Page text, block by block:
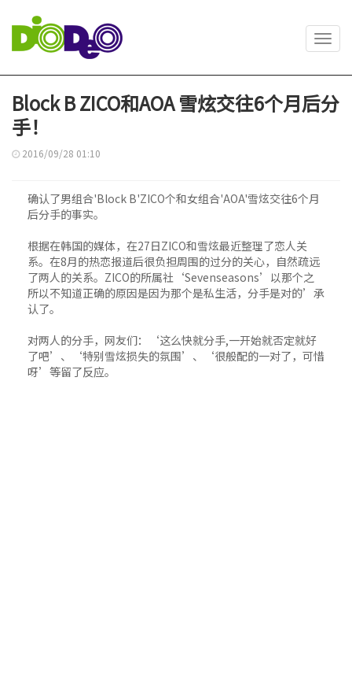
Block B ZICO和AOA 雪炫交往6个月后分
手！
2016/09/28 01:10
确认了男组合'Block B'ZICO个和女组合'AOA'雪炫交往6个月
后分手的事实。
根据在韩国的媒体，在27日ZICO和雪炫最近整理了恋人关
系。在8月的热恋报道后很负担周围的过分的关心，自然疏远
了两人的关系。ZICO的所属社‘Sevenseasons’以那个之
所以不知道正确的原因是因为那个是私生活，分手是对的’承
认了。
对两人的分手，网友们：‘这么快就分手,一开始就否定就好
了吧’、‘特别雪炫损失的氛围’、‘很般配的一对了，可惜
呀’等留了反应。